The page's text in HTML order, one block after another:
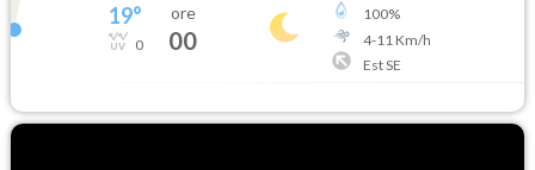
19°
0
ore
00
100%
4-11 Km/h
Est SE